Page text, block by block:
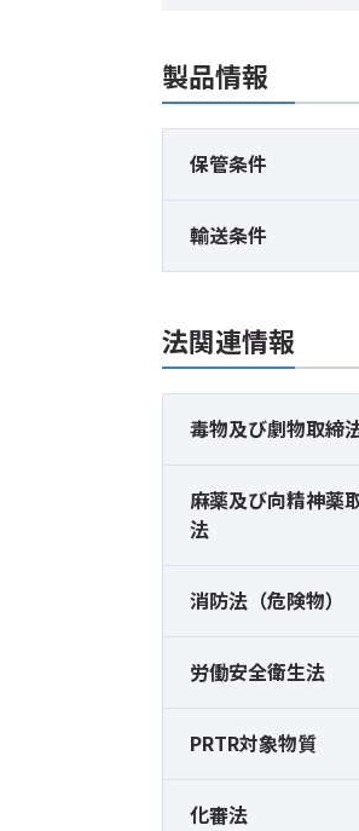
製品情報
保管条件
輸送条件
法関連情報
毒物及び劇物取締
麻薬及び向精神薬
法
消防法（危険物）
労働安全衛生法
PRTR対象物質
化審法